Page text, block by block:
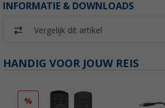
INFORMATIE & DOWNLOADS
Vergelijk dit artikel
HANDIG VOOR JOUW REIS
%